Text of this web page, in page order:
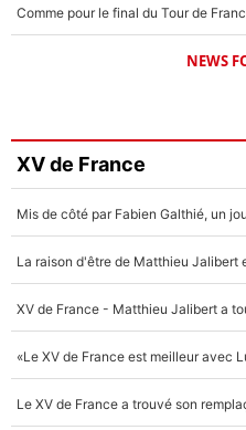
NEWS
XV de France